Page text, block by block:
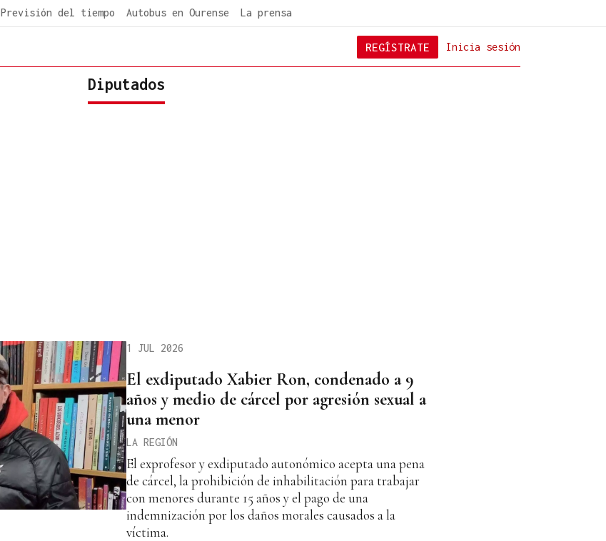
Previsión del tiempo Autobus en Ourense La prensa
Inicia sesión
REGÍSTRATE
Diputados
1 JUL 2026
El exdiputado Xabier Ron, condenado a 9
años y medio de cárcel por agresión sexual a
una menor
LA REGIÓN
El exprofesor y exdiputado autonómico acepta una pena
de cárcel, la prohibición de inhabilitación para trabajar
con menores durante 15 años y el pago de una
indemnización por los daños morales causados a la
víctima.